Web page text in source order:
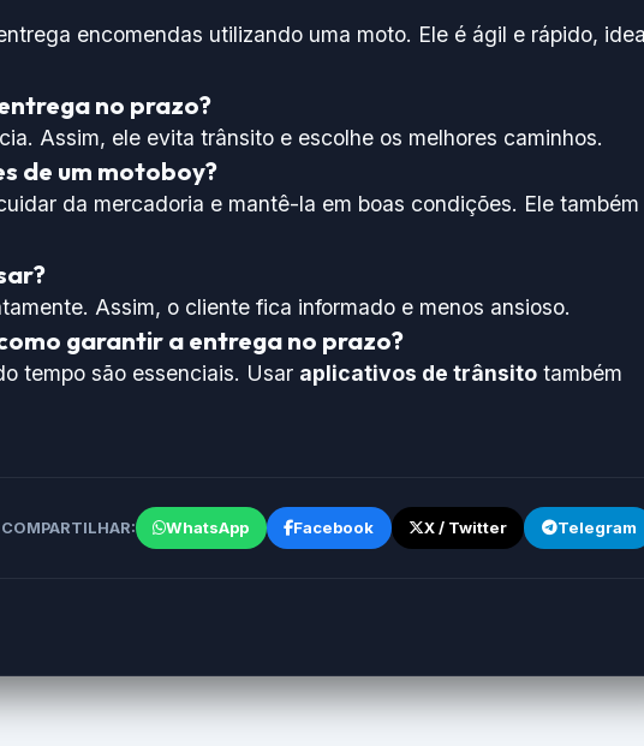
encomendas utilizando uma moto. Ele é ágil e rápido,
no prazo?
Assim, ele evita trânsito e escolhe os melhores caminhos.
de um motoboy?
da mercadoria e mantê-la em boas condições. Ele também
Assim, o cliente fica informado e menos ansioso.
garantir a entrega no prazo?
tempo são essenciais. Usar aplicativos de trânsitotambém
COMPARTILHAR: WhatsApp Facebook X / Twitter Telegram